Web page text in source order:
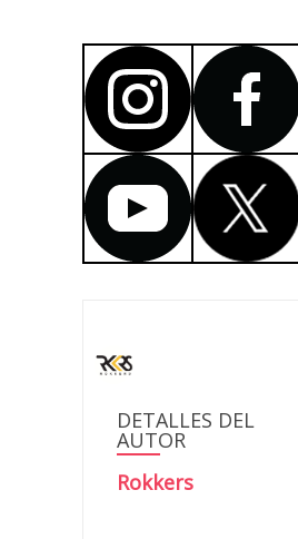
DETALLES DEL
AUTOR
Rokkers